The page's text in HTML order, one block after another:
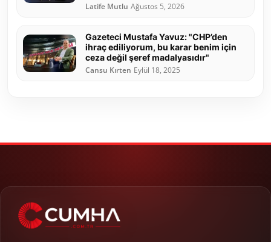
Latife Mutlu Ağustos 5, 2026
Gazeteci Mustafa Yavuz: "CHP’den
ihraç ediliyorum, bu karar benim için
ceza değil şeref madalyasıdır"
Cansu Kırten Eylül 18, 2025